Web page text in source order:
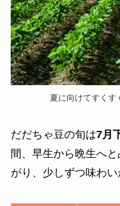
夏に向けてすくす
だだちゃ豆の旬は7月
間、早生から晩生へ
がり、少しずつ味わい